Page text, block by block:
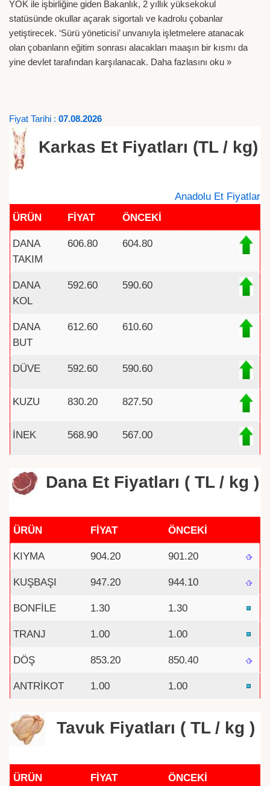
YÖK ile işbirliğine giden Bakanlık, 2 yıllık yüksekokul
statüsünde okullar açarak sigortalı ve kadrolu çobanlar
yetiştirecek. ‘Sürü yöneticisi’ unvanıyla işletmelere atanacak
olan çobanların eğitim sonrası alacakları maaşın bir kısmı da
yine devlet tarafından karşılanacak. Daha fazlasını oku »
Fiyat Tarihi : 07.08.2026
Karkas Et Fiyatları (TL / kg)
Anadolu Et Fiyatlar
ÜRÜN
FİYAT ÖNCEKİ
DANA
TAKIM
606.80 604.80
DANA
KOL
592.60 590.60
DANA
BUT
612.60 610.60
DÜVE 592.60 590.60
KUZU 830.20 827.50
İNEK 568.90 567.00
Dana Et Fiyatları ( TL / kg )
ÜRÜN FİYAT ÖNCEKİ
KIYMA 904.20 901.20
KUŞBAŞI 947.20 944.10
BONFİLE 1.30 1.30
TRANJ 1.00 1.00
DÖŞ 853.20 850.40
ANTRİKOT 1.00 1.00
Tavuk Fiyatları ( TL / kg )
ÜRÜN FİYAT ÖNCEKİ